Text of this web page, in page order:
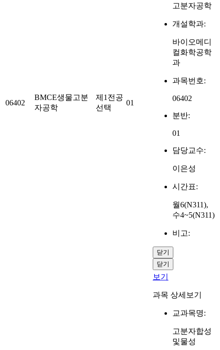
06402
BMCE생물고분
자공학
제1전공
선택
01
고분자공학
개설학과:
바이오메디
컬화학공학
과
과목번호:
06402
분반:
01
담당교수:
이은성
시간표:
월6(N311),
수4~5(N311)
비고:
닫기
닫기
보기
과목 상세보기
교과목명:
고분자합성
및물성